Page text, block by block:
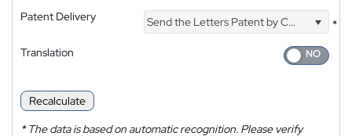
Patent Delivery Send the Letters Patent by Courier
*
Translation
Recalculate
*The data is based on automatic recognition. Please verify